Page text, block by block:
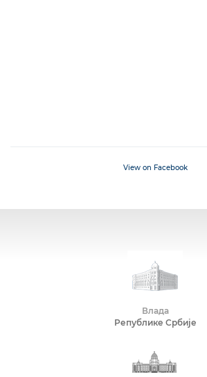
View on Facebook
Влада
Републике Србије